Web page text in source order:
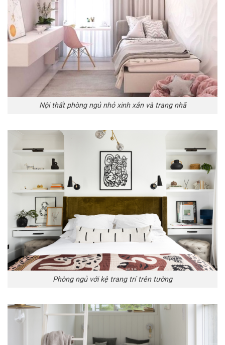
Nội thất phòng ngủ nhỏ xinh xắn và trang nhã
Phòng ngủ với kệ trang trí trên tường